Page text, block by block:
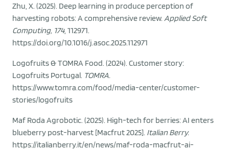
Zhu, X. (2025). Deep learning in produce perception of
harvesting robots: A comprehensive review. Applied Soft
Computing, 174, 112971.
https://doi.org/10.1016/j.asoc.2025.112971
Logofruits & TOMRA Food. (2024). Customer story:
Logofruits Portugal. TOMRA.
https://www.tomra.com/food/media-center/customer-
stories/logofruits
Maf Roda Agrobotic. (2025). High-tech for berries: AI enters
blueberry post-harvest [Macfrut 2025]. Italian Berry.
https://italianberry.it/en/news/maf-roda-macfrut-ai-